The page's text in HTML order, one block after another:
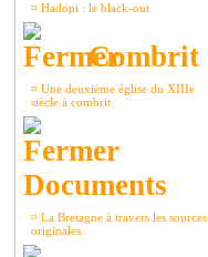
¤ Hadopi : le black-out
Combrit
¤ Une deuxième église du XIIIe
siècle à combrit
Documents
¤ La Bretagne à travers les sources
originales.